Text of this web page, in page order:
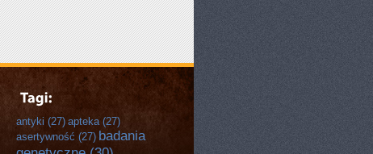
antyki (27) apteka(27)
asertywność (27) badania